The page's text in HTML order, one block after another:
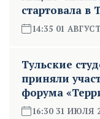
стартовала в
14:35 01
Тульские
приняли
форума
16:30 31 ИЮЛЯ